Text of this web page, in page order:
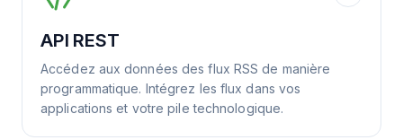
API REST
Accédez aux données des flux RSS de manière
programmatique. Intégrez les flux dans vos
applications et votre pile technologique.